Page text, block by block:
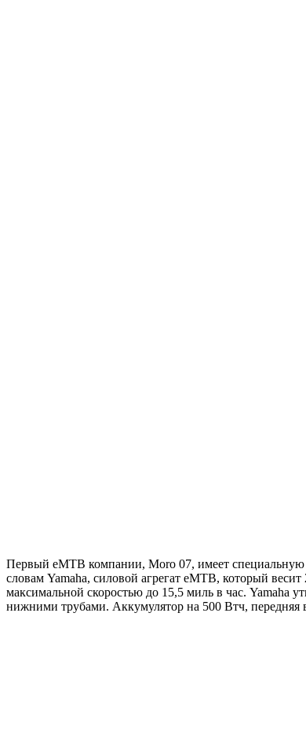
Первый eMTB компании, Moro 07, имеет
словам Yamaha, силовой агрегат eMTB, который
максимальной скоростью до 15,5 миль в час. Yamaha
нижними трубами. Аккумулятор на 500 Втч, передняя